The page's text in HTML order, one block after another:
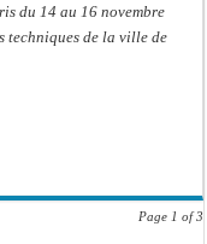
du 14 au 16 novembre
techniques de la ville de
Page 1 of 3